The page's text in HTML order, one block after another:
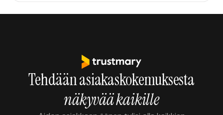
Tehdään asiakaskokemuksesta
näkyvää kaikille